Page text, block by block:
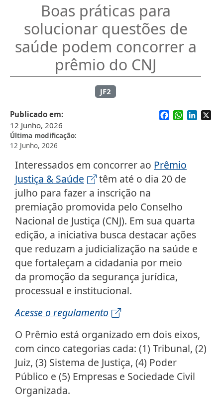
Boas práticas para
solucionar questões de
saúde podem concorrer a
prêmio do CNJ
JF2
Publicado em
12 Junho, 2026
Última modificação
12 Junho, 2026
Facebook
WhatsApp
Interessados em concorrer ao Prêmio
Justiça & Saúde
têm até o dia 20 de
julho para fazer a inscrição na
premiação promovida pelo Conselho
Nacional de Justiça (CNJ). Em sua quarta
edição, a iniciativa busca destacar ações
que reduzam a judicialização na saúde e
que fortaleçam a cidadania por meio
da promoção da segurança jurídica,
processual e institucional.
Acesse o regulamento
O Prêmio está organizado em dois eixos,
com cinco categorias cada: (1) Tribunal, (2)
Juiz, (3) Sistema de Justiça, (4) Poder
Público e (5) Empresas e Sociedade Civil
Organizada.